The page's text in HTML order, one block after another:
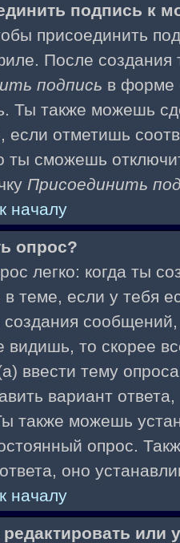
подпись к
присоединить
После создания
подпись в форме
Ты также можешь
если отметишь
ты сможешь
Присоединить
началу
опрос?
легко: когда ты
теме, если у тебя
то скорее
ввести тему
вариант
также можешь
опрос.
оно
началу
редактировать или